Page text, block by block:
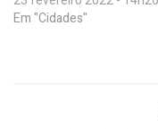
Em "Cidades"